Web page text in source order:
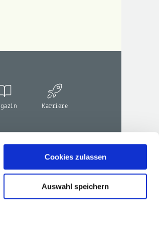
Cookies zulassen
Auswahl speichern
Karriere